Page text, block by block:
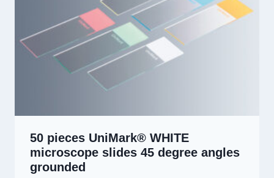
50 pieces UniMark® WHITE
microscope slides 45 degree angles
grounded